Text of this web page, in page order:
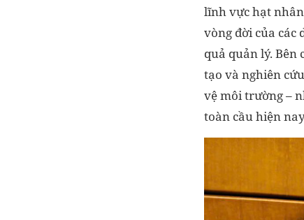
lĩnh vực hạt
vòng đời của
quả quản lý. Bên
tạo và nghiên
vệ môi trường –
toàn cầu hiện